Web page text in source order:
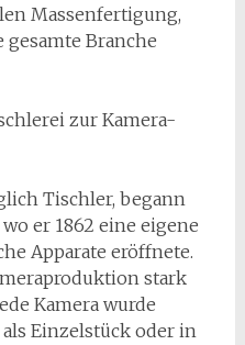
Massenfertigung,
Branche
zur Kamera-
Tischler, begann
er 1862 eine eigene
Apparate eröffnete.
stark
Kamera wurde
Einzelstück oder in